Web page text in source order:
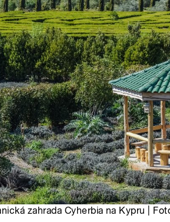
zahrada Cyherbia na Kypru |